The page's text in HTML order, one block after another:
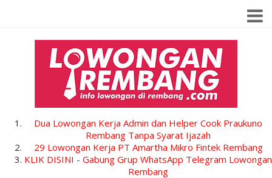
Dua Lowongan Kerja Admin dan Helper Cook Praukuno
Rembang Tanpa Syarat Ijazah
29 Lowongan Kerja PT Amartha Mikro Fintek Rembang
KLIK DISINI - Gabung Grup WhatsApp Telegram Lowongan
Rembang